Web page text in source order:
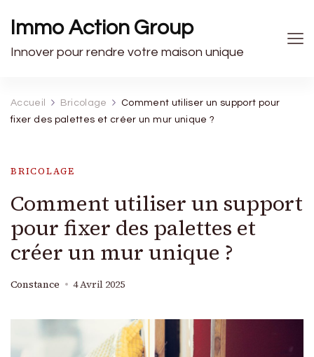
Immo Action Group
Innover pour rendre votre maison unique
Accueil Bricolage
Comment utiliser un support pour
fixer des palettes et créer un mur unique ?
BRICOLAGE
Comment utiliser un support
pour fixer des palettes et
créer un mur unique ?
Constance 4 Avril 2025